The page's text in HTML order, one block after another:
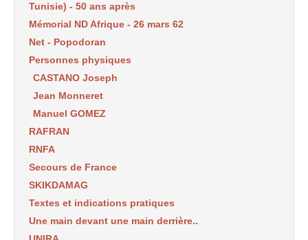
Tunisie) - 50 ans après
Mémorial ND Afrique - 26 mars 62
Net - Popodoran
Personnes physiques
CASTANO Joseph
Jean Monneret
Manuel GOMEZ
RAFRAN
RNFA
Secours de France
SKIKDAMAG
Textes et indications pratiques
Une main devant une main derrière..